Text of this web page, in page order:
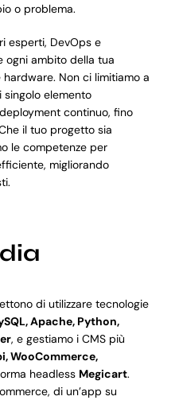
o problema.
esperti, DevOps e
ogni ambito della tua
Non ci limitiamo a
elemento
continuo, fino
il tuo progetto sia
le competenze per
migliorando
di utilizzare tecnologie
Apache, Python,
, e gestiamo i CMS più
WooCommerce,
headless Megicart.
di un’app su